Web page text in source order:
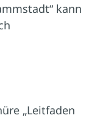
kann
„Leitfaden